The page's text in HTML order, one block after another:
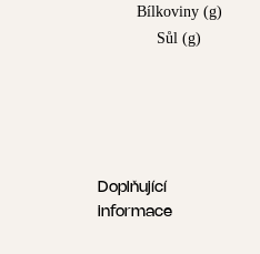
Bílkoviny (g)
Sůl (g)
Doplňující
informace